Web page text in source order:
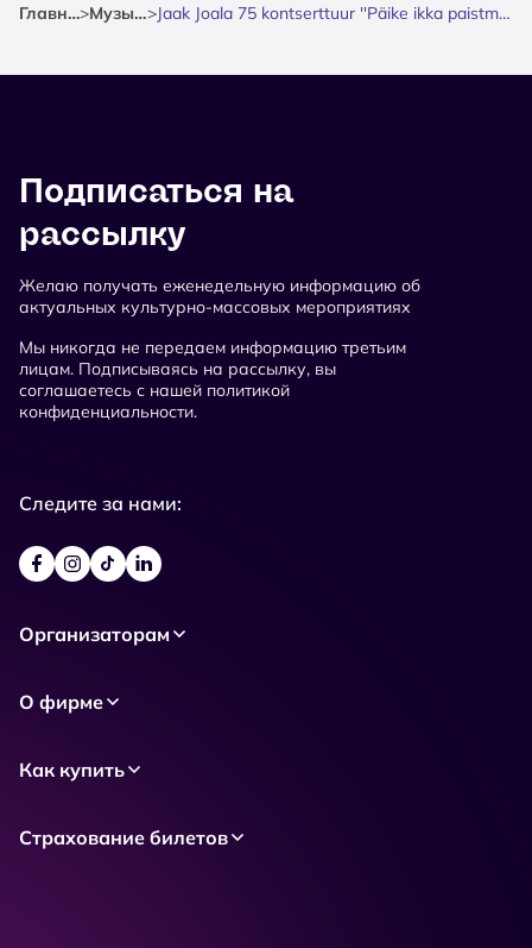
Главная> Музыка> Jaak Joala 75 kontserttuur ''Päike ikka paistma jääb''
Подписаться на
рассылку
Желаю получать еженедельную информацию об
актуальных культурно-массовых мероприятиях
Мы никогда не передаем информацию третьим
лицам. Подписываясь на рассылку, вы
соглашаетесь с нашей политикой
конфиденциальности.
Следите за нами:
Организаторам
О фирме
Как купить
Страхование билетов